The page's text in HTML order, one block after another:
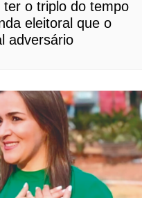
ter o triplo do tempo
eleitoral que o
adversário